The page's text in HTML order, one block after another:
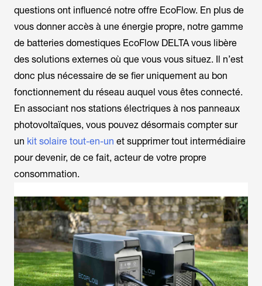
questions ont influencé notre offre EcoFlow. En plus de
vous donner accès à une énergie propre, notre gamme
de batteries domestiques EcoFlow DELTA vous libère
des solutions externes où que vous vous situez. Il n’est
donc plus nécessaire de se fier uniquement au bon
fonctionnement du réseau auquel vous êtes connecté.
En associant nos stations électriques à nos panneaux
photovoltaïques, vous pouvez désormais compter sur
un kit solaire tout-en-un et supprimer tout intermédiaire
pour devenir, de ce fait, acteur de votre propre
consommation.